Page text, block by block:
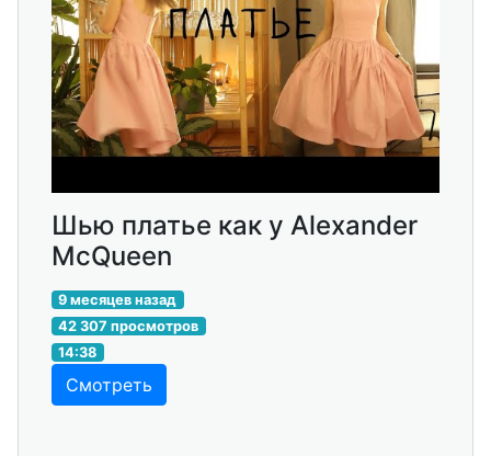
Шью платье как у Alexander
McQueen
9 месяцев назад
42 307 просмотров
14:38
Смотреть